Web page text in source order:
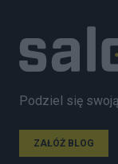
Podziel się
ZAŁÓŻ BLOG